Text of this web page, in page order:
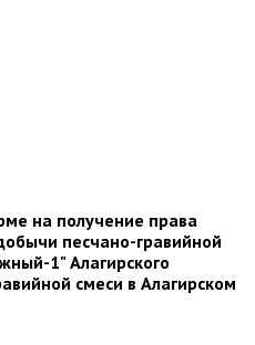
на получение права
песчано-гравийной
1" Алагирского
смеси в Алагирском